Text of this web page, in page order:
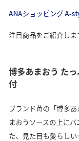
ANAショッピング A-
注目商品をご紹介しま
博多あまおう た
付
ブランド苺の「博多
まおうソースの上に
た、見た目も愛らし